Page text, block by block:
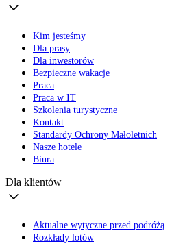
Kim jesteśmy
Dla prasy
Dla inwestorów
Bezpieczne wakacje
Praca
Praca w IT
Szkolenia turystyczne
Kontakt
Standardy Ochrony Małoletnich
Nasze hotele
Biura
Dla klientów
Aktualne wytyczne przed podróżą
Rozkłady lotów